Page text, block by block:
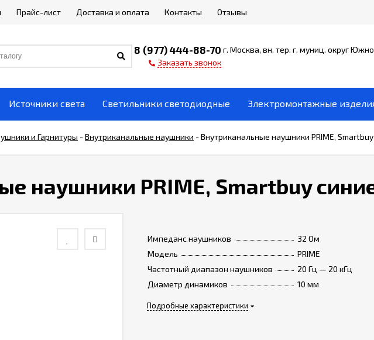
Прайс-лист Доставка и оплата Контакты Отзывы
8 (977) 444-88-70
Заказать звонок
г. Москва, вн. тер. г. муниц. округ
Источники света Светильники светодиодные Электромонтажные
и Гарнитуры -Внутриканальные наушники -Внутриканальные наушники PRIME,
наушники PRIME, Smartbuy
Импеданс наушников
32 Ом
Модель
PRIME
Частотный диапазон наушников
20 Гц — 20 кГц
Диаметр динамиков
10 мм
Подробные характеристики